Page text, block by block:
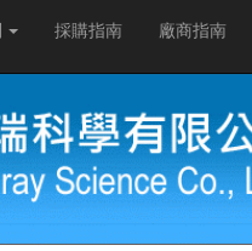
採購指南 廠商指南